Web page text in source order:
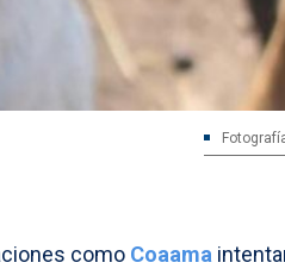
como Coaama